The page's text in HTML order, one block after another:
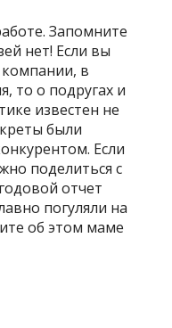
Запомните
нет! Если вы
в
то о подругах и
известен не
были
Если
поделиться с
отчет
погуляли на
об этом маме